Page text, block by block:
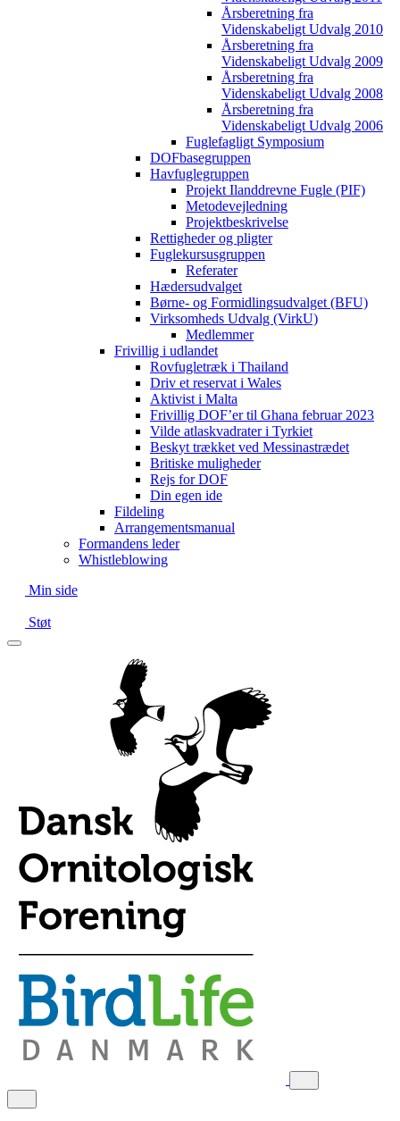
Årsberetning fra
Videnskabeligt Udvalg 2010
Årsberetning fra
Videnskabeligt Udvalg 2009
Årsberetning fra
Videnskabeligt Udvalg 2008
Årsberetning fra
Videnskabeligt Udvalg 2006
Fuglefagligt Symposium
DOFbasegruppen
Havfuglegruppen
Projekt Ilanddrevne Fugle (PIF)
Metodevejledning
Projektbeskrivelse
Rettigheder og pligter
Fuglekursusgruppen
Referater
Hædersudvalget
Børne- og Formidlingsudvalget (BFU)
Virksomheds Udvalg (VirkU)
Medlemmer
Frivillig i udlandet
Rovfugletræk i Thailand
Driv et reservat i Wales
Aktivist i Malta
Frivillig DOF’er til Ghana februar 2023
Vilde atlaskvadrater i Tyrkiet
Beskyt trækket ved Messinastrædet
Britiske muligheder
Rejs for DOF
Din egen ide
Fildeling
Arrangementsmanual
Formandens leder
Whistleblowing
Min side
Støt